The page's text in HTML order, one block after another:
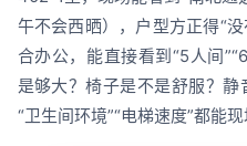
午不会西晒），户型方正得“
合办公，能直接看到“5人间
是够大？椅子是不是舒服？
“卫生间环境”“电梯速度”都能现